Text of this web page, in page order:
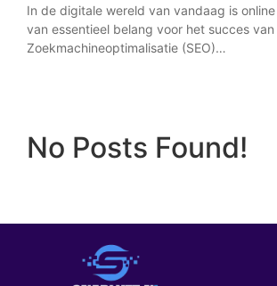
In de digitale wereld van vandaag is
van essentieel belang voor het succes
Zoekmachineoptimalisatie (SEO)…
No Posts Found!